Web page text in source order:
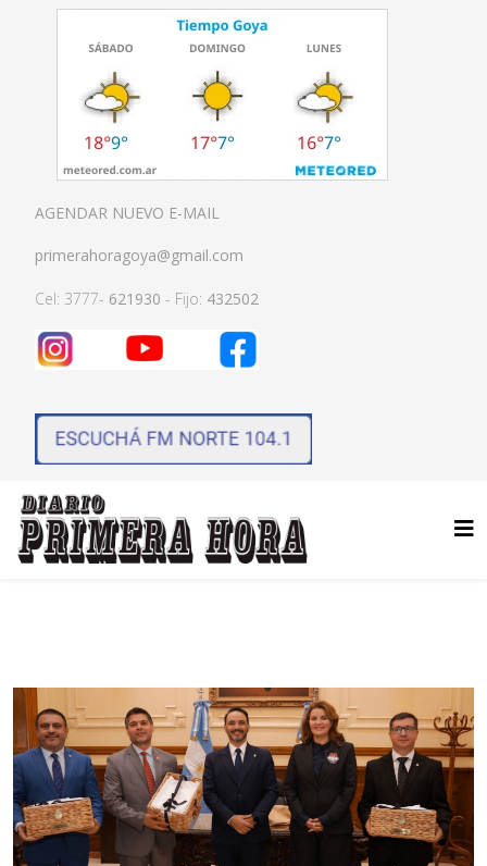
AGENDAR NUEVO E-MAIL
primerahoragoya@gmail.com
Cel: 3777- 621930 - Fijo: 432502